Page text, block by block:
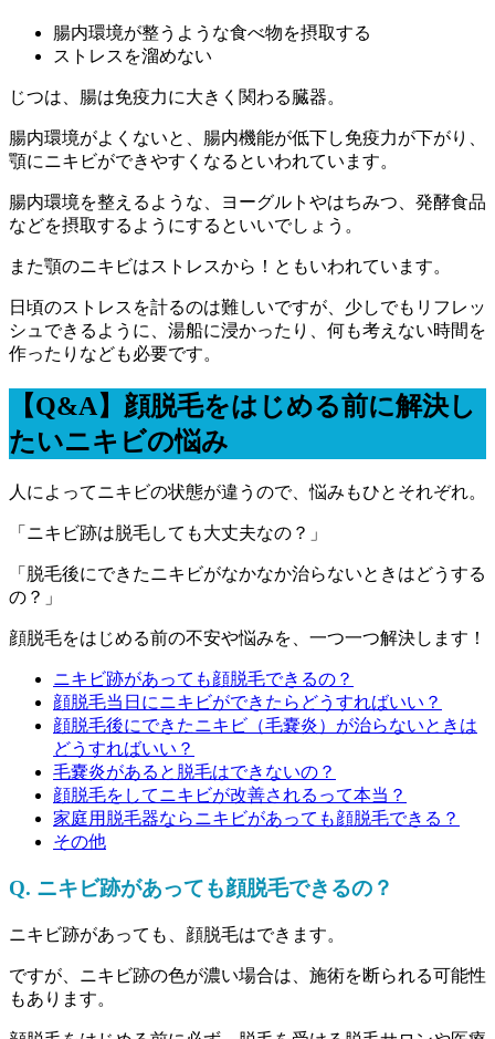
腸内環境が整うような食べ物を摂取する
ストレスを溜めない
じつは、腸は免疫力に大きく関わる臓器。
腸内環境がよくないと、腸内機能が低下し免疫力が下がり、
顎にニキビができやすくなるといわれています。
腸内環境を整えるような、ヨーグルトやはちみつ、発酵食品
などを摂取するようにするといいでしょう。
また顎のニキビはストレスから！ ともいわれています。
日頃のストレスを計るのは難しいですが、少しでもリフレッ
シュできるように、湯船に浸かったり、何も考えない時間を
作ったりなども必要です。
【Q&A】顔脱毛をはじめる前に解決し
たいニキビの悩み
人によってニキビの状態が違うので、悩みもひとそれぞれ。
「ニキビ跡は脱毛しても大丈夫なの？」
「脱毛後にできたニキビがなかなか治らないときはどうする
の？」
顔脱毛をはじめる前の不安や悩みを、一つ一つ解決します！
ニキビ跡があっても顔脱毛できるの？
顔脱毛当日にニキビができたらどうすればいい？
顔脱毛後にできたニキビ（毛嚢炎）が治らないときは
どうすればいい？
毛嚢炎があると脱毛はできないの？
顔脱毛をしてニキビが改善されるって本当？
家庭用脱毛器ならニキビがあっても顔脱毛できる？
その他
Q. ニキビ跡があっても顔脱毛できるの？
ニキビ跡があっても、顔脱毛はできます。
ですが、ニキビ跡の色が濃い場合は、施術を断られる可能性
もあります。